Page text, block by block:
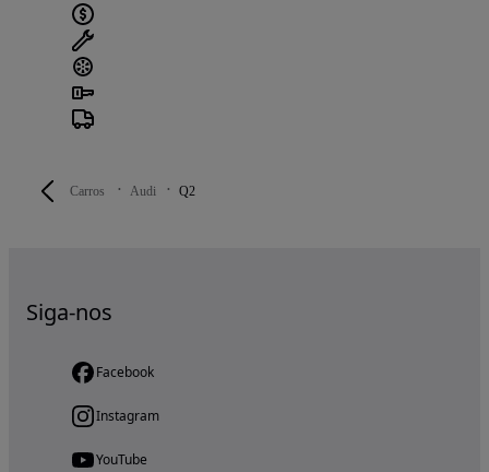
Carros Audi Q2
Siga-nos
Facebook
Instagram
YouTube